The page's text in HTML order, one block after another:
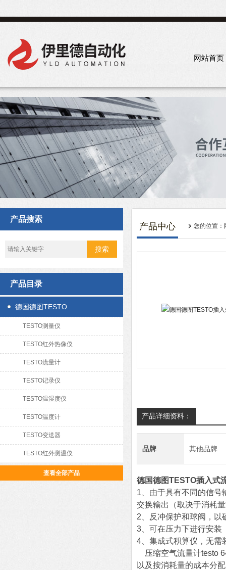
网站首页
产品搜索
产品目录
德国德图TESTO
TESTO测量仪
TESTO红外热像仪
TESTO流量计
TESTO记录仪
TESTO温湿度仪
TESTO温度计
TESTO变送器
TESTO红外测温仪
查看全部产品
产品中心 您的位置：
产品详细资料：
品牌 其他品牌
德国德图TESTO插入式
1、由于具有不同的信号
交换输出（取决于消耗
2、
反冲保护和球阀，以
3、 可在压力下进行安装
4、 集成式积算仪，无需
压缩空气流量计testo
以及按消耗量的成本分